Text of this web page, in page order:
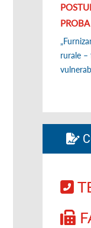
PROBA
rurale –